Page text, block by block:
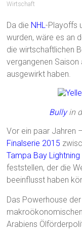
Wirtschaft
Da die NHL-Playoffs
wurden, wäre es an
die wirtschaftlichen
vergangenen Saison
ausgewirkt haben.
Bullyin
Vor ein paar Jahren
Finalserie 2015
Tampa Bay Lightning
feststellen, der die
beeinflusst haben
Das Powerhouse
Arabiens